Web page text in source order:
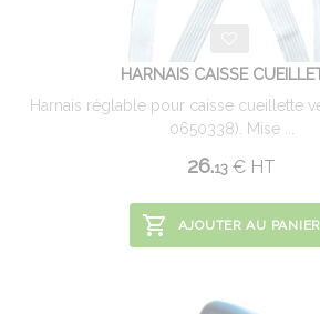
HARNAIS CAISSE
Harnais réglable pour caisse cueillette
0650338). Mise ...
26.13 € HT
AJOUTER AU PANIER